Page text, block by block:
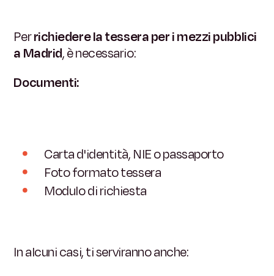
Perrichiedere la tessera per i mezzi pubblici
a Madrid, è necessario:
Documenti:
Carta d'identità, NIE o passaporto
Foto formato tessera
Modulo di richiesta
In alcuni casi, ti serviranno anche: